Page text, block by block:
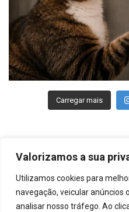
Valorizamos a sua
Utilizamos cookies para
navegação, veicular anúncios
analisar nosso tráfego. Ao
Carregar mais